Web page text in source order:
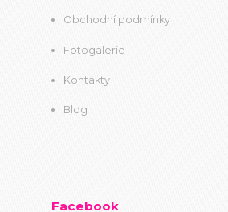
Obchodní podmínky
Fotogalerie
Kontakty
Blog
Facebook